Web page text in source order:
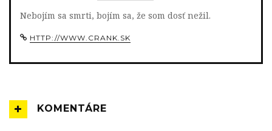
Nebojím sa smrti, bojím sa, že som dosť nežil.
HTTP://WWW.CRANK.SK
KOMENTÁRE